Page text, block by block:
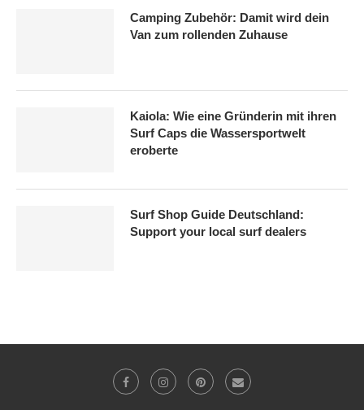
Camping Zubehör: Damit wird dein
Van zum rollenden Zuhause
Kaiola: Wie eine Gründerin mit ihren
Surf Caps die Wassersportwelt
eroberte
Surf Shop Guide Deutschland:
Support your local surf dealers